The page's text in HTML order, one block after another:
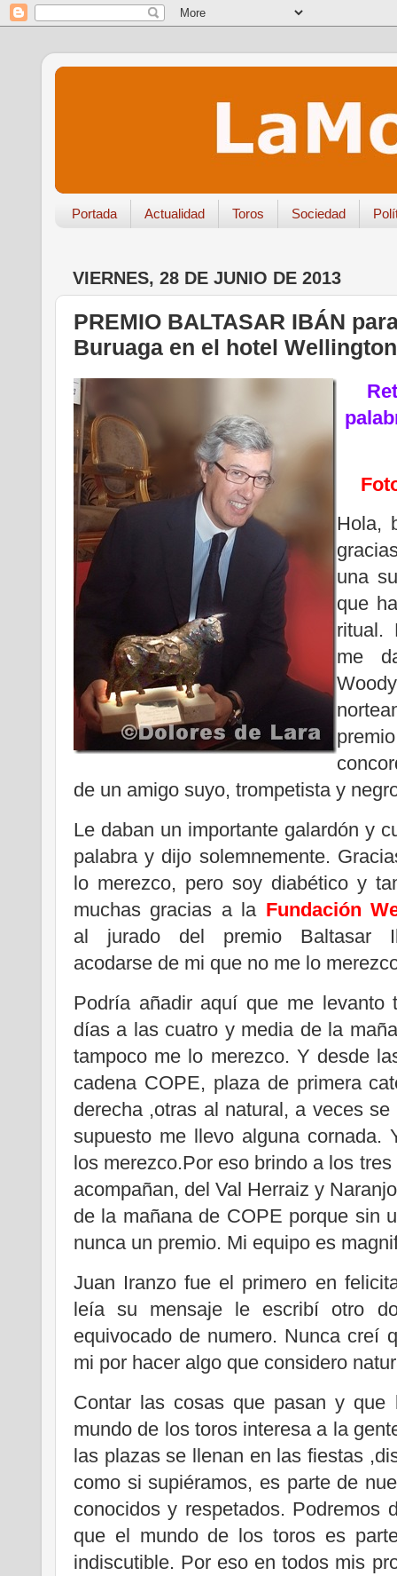
Portada Actualidad Toros Sociedad
VIERNES, 28 DE JUNIO DE 2013
PREMIO BALTASAR IBÁN
Buruaga en el hotel
Hola,
una
que
ritual.
me
de un amigo suyo, trompetista y
Le daban un importante galardón y
palabra y dijo solemnemente.
lo merezco, pero soy diabético y
muchas gracias a la Fundación
al jurado del premio Baltasar
acodarse de mi que no me lo
Podría añadir aquí que me levanto
días a las cuatro y media de la
tampoco me lo merezco. Y desde
cadena COPE, plaza de primera
derecha ,otras al natural, a veces
supuesto me llevo alguna cornada.
los merezco.Por eso brindo a los
acompañan, del Val Herraiz y
de la mañana de COPE porque sin
nunca un premio. Mi equipo es
Juan Iranzo fue el primero en
leía su mensaje le escribí otro
equivocado de numero. Nunca creí
mi por hacer algo que considero
Contar las cosas que pasan y
mundo de los toros interesa a la
las plazas se llenan en las fiestas
como si supiéramos, es parte de
conocidos y respetados. Podremos
que el mundo de los toros es
indiscutible. Por eso en todos mis